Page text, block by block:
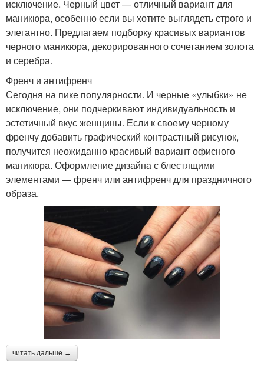
исключение. Черный цвет — отличный вариант для
маникюра, особенно если вы хотите выглядеть строго и
элегантно. Предлагаем подборку красивых вариантов
черного маникюра, декорированного сочетанием золота
и серебра.
Френч и антифренч
Сегодня на пике популярности. И черные «улыбки» не
исключение, они подчеркивают индивидуальность и
эстетичный вкус женщины. Если к своему черному
френчу добавить графический контрастный рисунок,
получится неожиданно красивый вариант офисного
маникюра. Оформление дизайна с блестящими
элементами — френч или антифренч для праздничного
образа.
читать дальше →